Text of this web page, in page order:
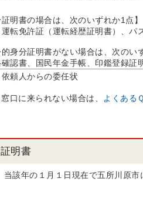
明書の場合は、次のいずれか1点】
転免許証（運転経歴証明書）、パ
身分証明書がない場合は、次のい
認書、国民年金手帳、印鑑登録証
依頼人からの委任状
口に来られない場合は、 よくある
明書
該年の１月１日現在で五所川原